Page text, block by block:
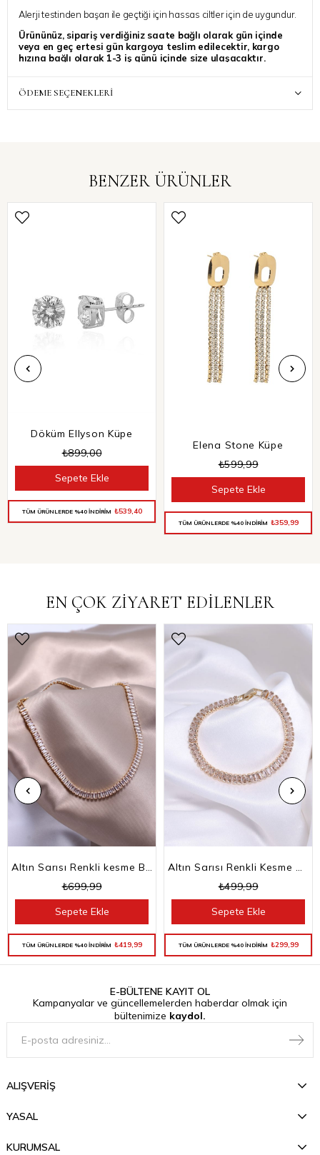
Alerji testinden başarı ile geçtiği için hassas ciltler için de uygundur.
Ürününüz, sipariş verdiğiniz saate bağlı olarak gün içinde
veya en geç ertesi gün kargoya teslim edilecektir, kargo
hızına bağlı olarak 1-3 iş günü içinde size ulaşacaktır.
ÖDEME SEÇENEKLERI
BENZER ÜRÜNLER
Döküm Ellyson Küpe
₺899,00
Sepete Ekle
TÜM ÜRÜNLERDE %40 İNDİRİM ₺539,40
Elena Stone Küpe
₺599,99
Sepete Ekle
TÜM ÜRÜNLERDE %40 İNDİRİM ₺359,99
EN ÇOK ZİYARET EDİLENLER
Altın Sarısı Renkli kesme Baget Taşlı Su Yolu Choker Kolye
₺699,99
TÜM ÜRÜNLERDE %40 İNDİRİM ₺419,99
Sepete Ekle
Altın Sarısı Renkli Kesme Baget Taşlı Su Yolu Bileklik
₺499,99
TÜM ÜRÜNLERDE %40 İNDİRİM ₺299,99
Sepete Ekle
E-BÜLTENE KAYIT OL
Kampanyalar ve güncellemelerden haberdar olmak için
bültenimize kaydol.
ALIŞVERİŞ
YASAL
KURUMSAL